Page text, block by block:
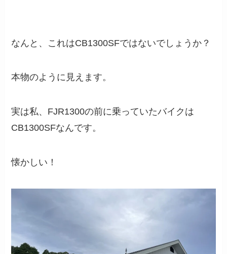
なんと、これはCB1300SFではないでしょうか？
本物のように見えます。
実は私、FJR1300の前に乗っていたバイクは
CB1300SFなんです。
懐かしい！